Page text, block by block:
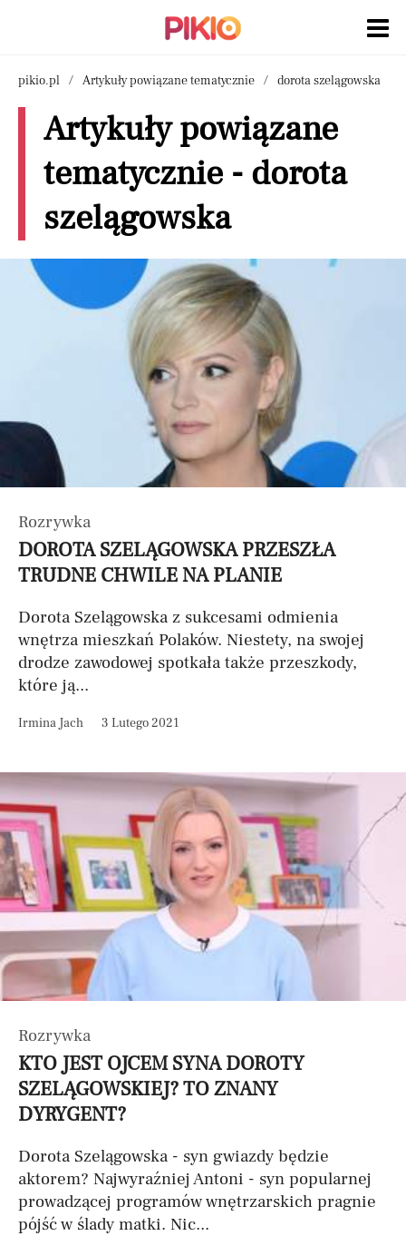
pikio.pl Artykuły powiązane tematycznie dorota szelągowska
Artykuły powiązane
tematycznie - dorota
szelągowska
Rozrywka
DOROTA SZELĄGOWSKA PRZESZŁA
TRUDNE CHWILE NA PLANIE
Dorota Szelągowska z sukcesami odmienia
wnętrza mieszkań Polaków. Niestety, na swojej
drodze zawodowej spotkała także przeszkody,
które ją...
Irmina Jach 3 Lutego 2021
Rozrywka
KTO JEST OJCEM SYNA DOROTY
SZELĄGOWSKIEJ? TO ZNANY
DYRYGENT?
Dorota Szelągowska - syn gwiazdy będzie
aktorem? Najwyraźniej Antoni - syn popularnej
prowadzącej programów wnętrzarskich pragnie
pójść w ślady matki. Nic...